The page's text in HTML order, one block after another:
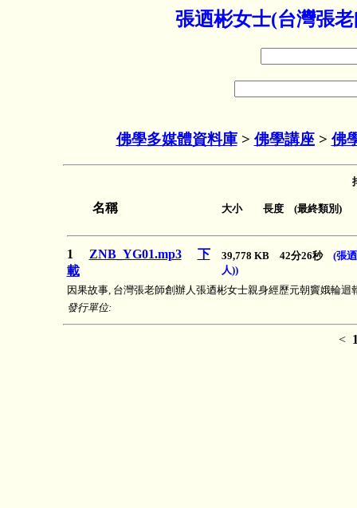
張迺彬女士(台灣張
佛學多媒體資料庫> 佛學講座> 佛
名稱 大小 長度 (最終類別)
1 ZNB_YG01.mp3
下
載
39,778 KB 42分26秒 (張
人))
因果故事, 台灣張老師創辦人張迺彬女士親身經歷元朝竇娥輪迴
發行單位:
<